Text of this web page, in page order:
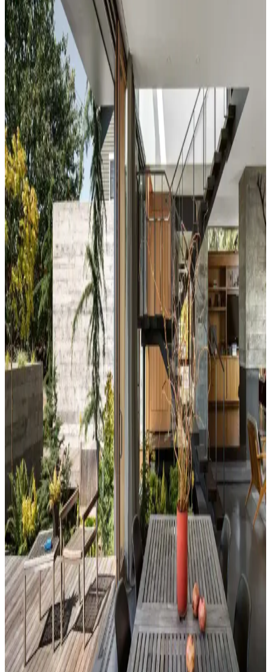
Koltuk ve Aksesuar Sandalyelerde Renk Uyumu ve
Dekorasyonda Görsel Denge Sağlama Yöntemleri
Koltuk ve aksesuar sandalyelerde renk uyumsuzluğu görsel rekabete
yol açabilir. Halı, perde, yastık ve mobilya yerleşimi ile renkler
dengelenerek mekanın estetik bütünlüğü sağlanır.
Duvar Rengiyle Uyumlu Perde Seçimi: Yeşil,
Turuncu ve Kahverenginin Mekâna Etkisi
Duvar rengine uyumlu perde seçimi, mekânın atmosferini belirler.
Yeşil tonlar doğal sakinlik sunarken, turuncu ve kahverengi sıcaklık
katar. Kalın keten ve karartma perdeler ışık kontrolünde avantaj
sağlar.
Yatak Odası Duvar Rengi Seçiminde Işık ve
Tonların Önemi ve Etkileri
Yatak odası duvar renginin seçimi, ışık koşulları, zemin ve pencere
yerleşimi gibi faktörlerle uyumlu olmalıdır. Sıcak-soğuk kahverengi
ve yeşil tonları farklı atmosferler yaratır. Renk örnekleri farklı ışık
koşullarında test edilmelidir.
Kahvaltı Köşeleri İçin Sandalye Seçenekleri ve
Dekorasyon İpuçları
Kahvaltı köşelerinde ahşap ve sentetik deri sandalyeler, dayanıklılık
ve temizlik kolaylığı sunar. Minder ve özel tasarım halılarla konfor
ve estetik dengelenir, mekanın atmosferi güçlenir.
Perde Rengine Uyumlu Nevresim Seçimi: Renk ve
Desenlerle Dekorasyonda Denge Sağlama
Perde ve nevresim uyumu, krem ve magnolia tonlarındaki odalarda
mekanın estetiğini artırır. Kırmızı, kahverengi ve turuncu tonlarıyla
uyumlu renk ve desen önerileri sunulmaktadır.
Ev Dekorasyonunda Denge ve Fonksiyonellik: Renk
Uyumu, Mobilya Yerleşimi ve Estetik İncelemesi
Reddit tartışması üzerinden ev dekorasyonunda renk uyumu,
mobilya yerleşimi ve aksesuar dengesi gibi unsurların yaşam
alanlarının estetik ve fonksiyonelliğini nasıl etkilediği inceleniyor.
Hermes Dekor Ürünleri İncelemesi: Ella'dan
Alışveriş ve Ürün Kalitesi Değerlendirmesi
Ella satıcısından alınan Hermes dekor ürünleri, yüksek deri kalitesi
ve detaylı işçiliğiyle öne çıkıyor. Ürünlerin boyutları beklentileri
aşarken, fiyat ve orijinallik tartışmaları da dikkat çekiyor.
Veranda Dekorasyonunda Bitki Seçimi, Aydınlatma
ve Mobilya Düzenlemeleriyle Estetik İyileştirme
Yöntemleri
Veranda dekorasyonunda bitkiler, halılar, aydınlatma ve mobilyaların
uyumlu kullanımı mekânı daha davetkâr ve fonksiyonel kılar. Doğru